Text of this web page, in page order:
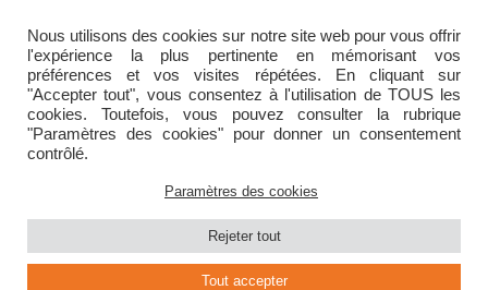
A propos
Présentation du groupe
Carrière
RGPD
Mentions légales
Site créé grâce à beaucoup de café
Nous utilisons des cookies sur notre site web pour vous offrir
l'expérience la plus pertinente en mémorisant vos
préférences et vos visites répétées. En cliquant sur
"Accepter tout", vous consentez à l'utilisation de TOUS les
cookies. Toutefois, vous pouvez consulter la rubrique
"Paramètres des cookies" pour donner un consentement
contrôlé.
Paramètres des cookies
Rejeter tout
Tout accepter